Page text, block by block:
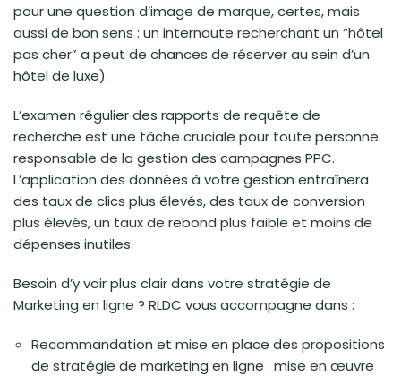
pour une question d’image de marque, certes, mais
aussi de bon sens : un internaute recherchant un “hôtel
pas cher” a peut de chances de réserver au sein d’un
hôtel de luxe).
L’examen régulier des rapports de requête de
recherche est une tâche cruciale pour toute personne
responsable de la gestion des campagnes PPC.
L’application des données à votre gestion entraînera
des taux de clics plus élevés, des taux de conversion
plus élevés, un taux de rebond plus faible et moins de
dépenses inutiles.
Besoin d’y voir plus clair dans votre stratégie de
Marketing en ligne ? RLDC vous accompagne dans :
Recommandation et mise en place des propositions
de stratégie de marketing en ligne : mise en œuvre